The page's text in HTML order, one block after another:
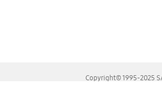
Copyright© 1995-2025